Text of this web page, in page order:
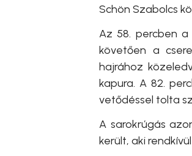
Schön Szabolcs
Az 58. percben
követően a
hajrához
kapura. A 82.
vetődéssel tolta
A sarokrúgás
került, aki